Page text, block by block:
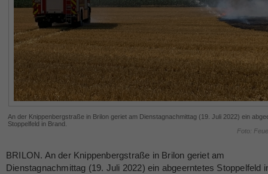
An der Knippenbergstraße in Brilon geriet am Dienstagnachmittag (19. Juli 2022) ein
Stoppelfeld in Brand.
Foto:
BRILON. An der Knippenbergstraße in Brilon geriet am
Dienstagnachmittag (19. Juli 2022) ein abgeerntetes Stoppelfeld